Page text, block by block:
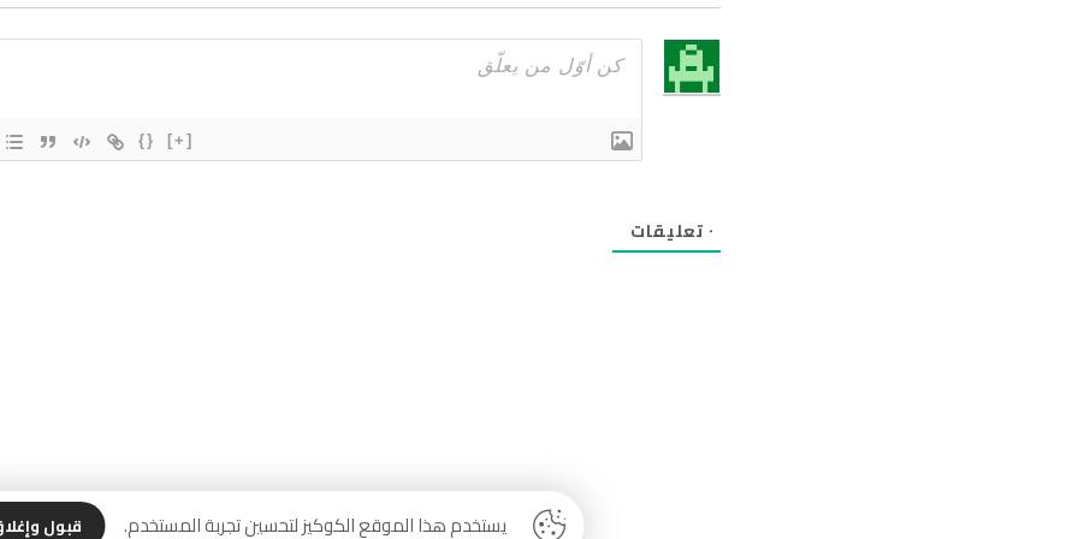
{} [+]
٠ تعليقات
يستخدم هذا الموقع الكوكيز لتحسين تجربة المستخدم. قبول